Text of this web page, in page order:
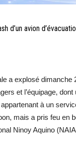
d’un avion
a explosé
et l’équipage,
à un
mais a pris feu en
Ninoy Aquino